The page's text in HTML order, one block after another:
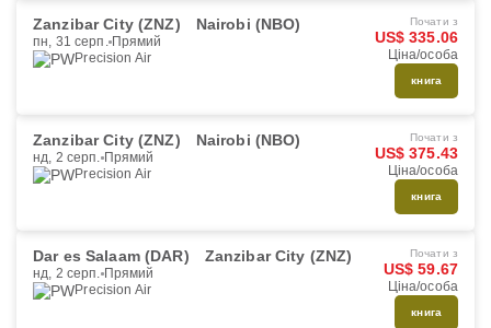
Zanzibar City (ZNZ) Nairobi (NBO)
пн, 31 серп. Прямий
Precision Air
Почати з
US$ 335.06
Ціна/особа
книга
Zanzibar City (ZNZ) Nairobi (NBO)
нд, 2 серп. Прямий
Precision Air
Почати з
US$ 375.43
Ціна/особа
книга
Dar es Salaam (DAR) Zanzibar City (ZNZ)
нд, 2 серп. Прямий
Precision Air
Почати з
US$ 59.67
Ціна/особа
книга